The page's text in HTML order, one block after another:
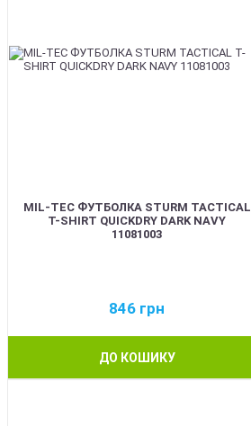
MIL-TEC ФУТБОЛКА STURM TACTICAL
T-SHIRT QUICKDRY DARK NAVY
11081003
846 грн
ДО КОШИКУ